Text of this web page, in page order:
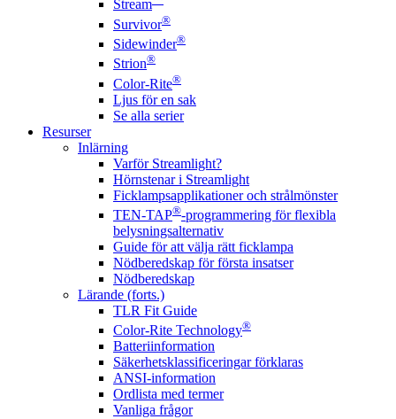
Stream
Survivor®
Sidewinder®
Strion®
Color-Rite®
Ljus för en sak
Se alla serier
Resurser
Inlärning
Varför Streamlight?
Hörnstenar i Streamlight
Ficklampsapplikationer och strålmönster
TEN-TAP®-programmering för flexibla
belysningsalternativ
Guide för att välja rätt ficklampa
Nödberedskap för första insatser
Nödberedskap
Lärande (forts.)
TLR Fit Guide
Color-Rite Technology®
Batteriinformation
Säkerhetsklassificeringar förklaras
ANSI-information
Ordlista med termer
Vanliga frågor